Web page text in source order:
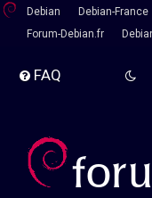
Debian Debian-France
Forum-Debian.fr
FAQ